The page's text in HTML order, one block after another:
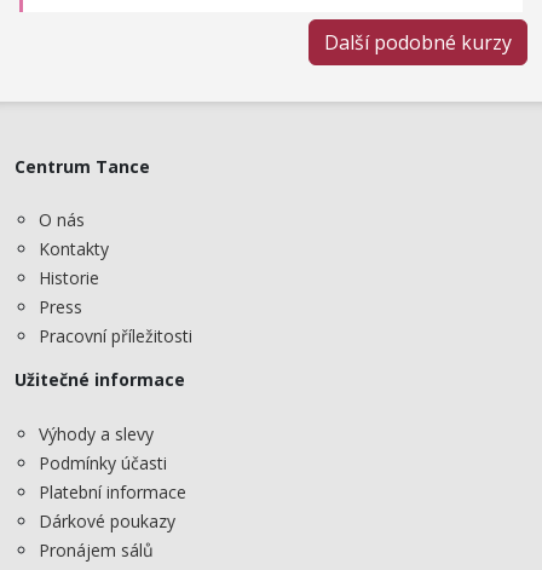
Další podobné kurzy
Centrum Tance
O nás
Kontakty
Historie
Press
Pracovní příležitosti
Užitečné informace
Výhody a slevy
Podmínky účasti
Platební informace
Dárkové poukazy
Pronájem sálů